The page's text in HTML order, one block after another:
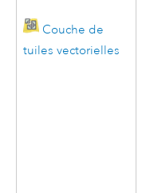
Couche de
tuiles vectorielles